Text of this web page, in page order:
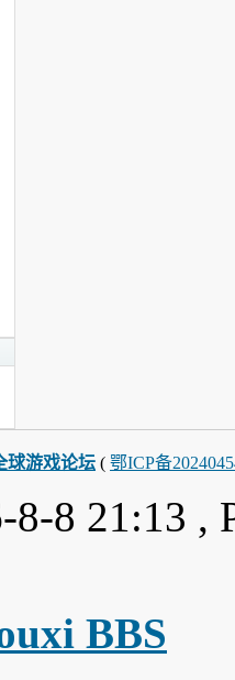
球游戏论坛 ( 鄂ICP备
8-8 21:13 ,
BBS